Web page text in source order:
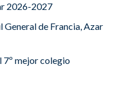
2026-2027
General de Francia, Azar
7º mejor colegio